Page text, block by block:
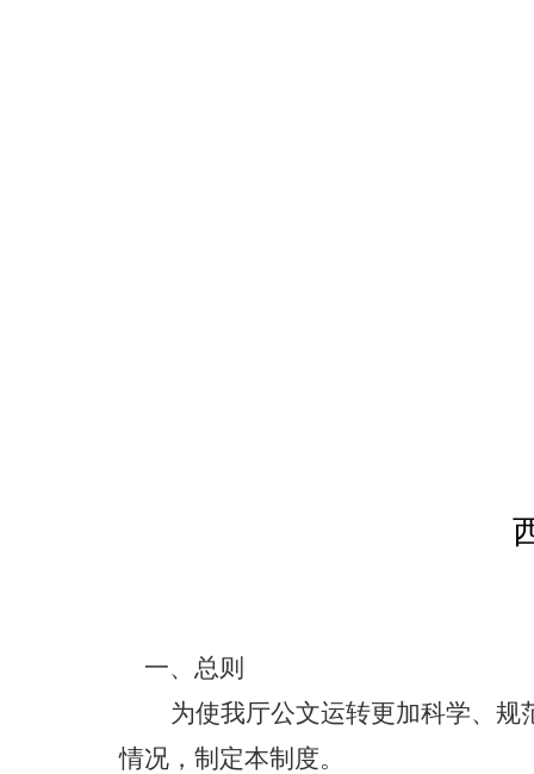
一、总则
为使我厅公文运转更加科学、规
情况， 制定本制度。